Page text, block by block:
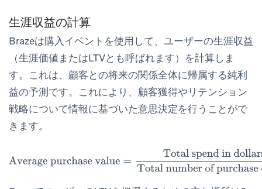
生涯収益の計算
Brazeは購入イベントを使用して、ユーザーの生涯収益
（生涯価値またはLTVとも呼ばれます）を計算しま
す。これは、顧客との将来の関係全体に帰属する純利
益の予測です。これにより、顧客獲得やリテンション
戦略について情報に基づいた意思決定を行うことがで
きます。
Average purchase value =Total spend in dollarsTotal
number of purchase events